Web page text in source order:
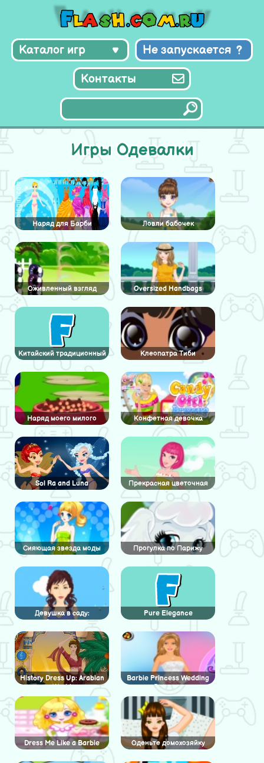
Каталог игр Не запускается
Контакты
Игры Одевалки
Наряд для Барби Ловли бабочек
Оживленный взгляд Oversized Handbags
Китайский традиционный
наряд
Клеопатра Тиби
Наряд моего милого
щенка
Конфетная девочка
одевается
Sol Ra and Luna
Прекрасная цветочная
принцесса
Сияющая звезда моды Прогулка по Парижу
Девушка в саду:
Одевалка
Pure Elegance
History Dress Up: Arabian
World
Barbie Princess Wedding
Dress up
Dress Me Like a Barbie Оденьте домохозяйку